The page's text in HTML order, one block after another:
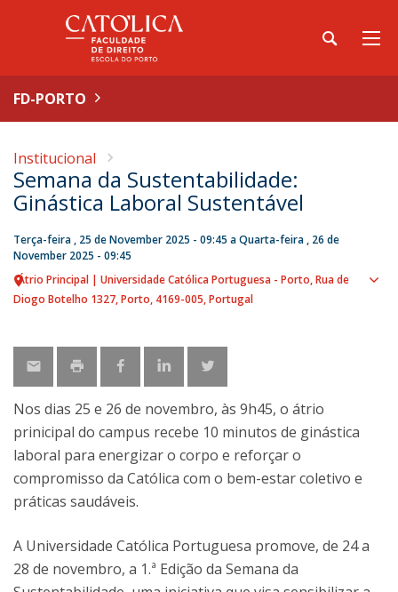
FD-PORTO
Institucional
Semana da Sustentabilidade:
Ginástica Laboral Sustentável
Terça-feira , 25 de November 2025 - 09:45 aQuarta-feira , 26 de
November 2025 - 09:45
Átrio Principal | Universidade Católica Portuguesa - Porto Rua de
Diogo Botelho 1327 Porto 4169-005 Portugal
Nos dias 25 e 26 de novembro, às 9h45, o átrio
prinicipal do campus recebe 10 minutos de ginástica
laboral para energizar o corpo e reforçar o
compromisso da Católica com o bem-estar coletivo e
práticas saudáveis.
A Universidade Católica Portuguesa promove, de 24 a
28 de novembro, a 1.ª Edição da Semana da